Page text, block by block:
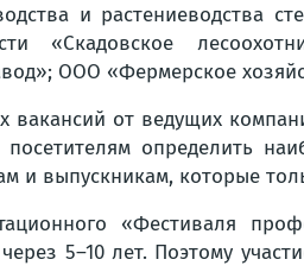
и растениеводства
«Скадовское
ООО «Фермерское
вакансий от ведущих
определить
и выпускникам, которые
«Фестиваля
5–10 лет. Поэтому